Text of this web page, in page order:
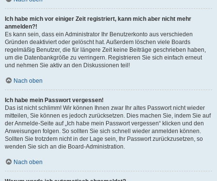
Ich habe mich vor einiger Zeit registriert, kann mich aber nicht mehr
anmelden?!
Es kann sein, dass ein Administrator Ihr Benutzerkonto aus verschieden
Gründen deaktiviert oder gelöscht hat. Außerdem löschen viele Boards
regelmäßig Benutzer, die für längere Zeit keine Beiträge geschrieben haben,
um die Datenbankgröße zu verringern. Registrieren Sie sich einfach erneut
und nehmen Sie aktiv an den Diskussionen teil!
Nach oben
Ich habe mein Passwort vergessen!
Das ist nicht schlimm! Wir können Ihnen zwar Ihr altes Passwort nicht wieder
mitteilen, Sie können es jedoch zurücksetzen. Dies machen Sie, indem Sie auf
der Anmelde-Seite auf „Ich habe mein Passwort vergessen“ klicken und den
Anweisungen folgen. So sollten Sie sich schnell wieder anmelden können.
Sollten Sie trotzdem nicht in der Lage sein, Ihr Passwort zurückzusetzen, so
wenden Sie sich an die Board-Administration.
Nach oben